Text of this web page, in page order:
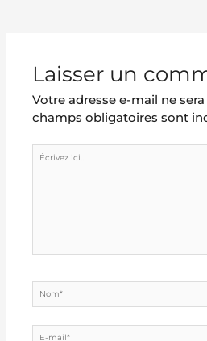
Laisser un
Votre adresse e-mail ne
champs obligatoires sont
Écrivez
Nom*
E-